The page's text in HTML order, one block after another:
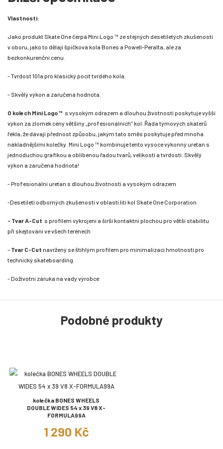
Vlastnosti:
Jako produkt Skate One čerpá Mini Logo ™ ze stejných desetiletých zkušeností
v oboru, jako to dělají špičková kola Bones a Powell-Peralta, ale za
bezkonkurenční cenu.
- Tvrdost 101a pro klasický pocit tvrdého kola.
- Skvělý výkon a zaručená hodnota.
O kolech Mini Logo ™ s vysokým odrazem a dlouhou životností poskytuje vyšší
výkon za zlomek ceny většiny „profesionálních“ kol. Řada týmových skaterů
řekla, že dávají přednost způsobu, jakým tato směs poskytuje před mnoha
nákladnějšími kolečky. Mini Logo ™ kombinuje tento vysoce výkonný uretan s
jednoduchou grafikou a oblíbenou řadou tvarů, velikostí a tvrdostí. Skvělý
výkon a zaručená hodnota!
- Profesionální uretan s dlouhou životností a vysokým odrazem
-Desetiletí odborných zkušeností v oblasti lití kol Skate One Corporation
- Tvar A-Cut s profilem vykrojení a širší kontaktní plochou pro větší stabilitu
při skejtování ve všech terénech
- Tvar C-Cut navržený se štíhlým profilem pro minimalizaci hmotnosti pro
technický skateboarding
- Doživotní záruka na vady výrobce
Podobné produkty
kolečka BONES WHEELS
DOUBLE WIDES 54 x 39 V8 X-
FORMULA99A
1 290 Kč